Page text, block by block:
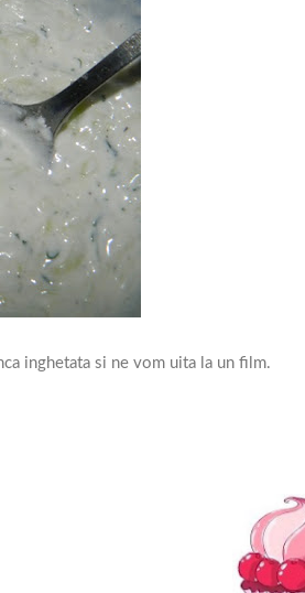
inghetata si ne vom uita la un film.